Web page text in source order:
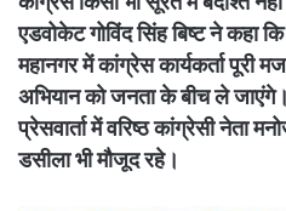
एडवोकेट गोविंद सिंह बिष्ट ने कहा
महानगर में कांग्रेस कार्यकर्ता पूरी
अभियान को जनता के बीच ले जाएंगे।
प्रेसवार्ता में वरिष्ठ कांग्रेसी नेता
डसीला भी मौजूद रहे।